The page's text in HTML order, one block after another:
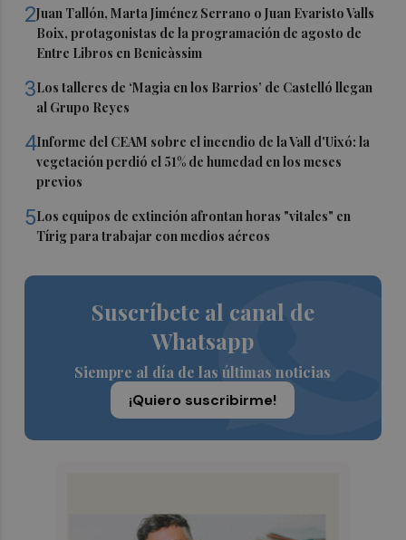
2Juan Tallón, Marta Jiménez Serrano o Juan Evaristo Valls
Boix, protagonistas de la programación de agosto de
Entre Libros en Benicàssim
3Los talleres de ‘Magia en los Barrios’ de Castelló llegan
al Grupo Reyes
4Informe del CEAM sobre el incendio de la Vall d'Uixó: la
vegetación perdió el 51% de humedad en los meses
previos
5Los equipos de extinción afrontan horas "vitales" en
Tírig para trabajar con medios aéreos
Suscríbete al canal de
Whatsapp
Siempre al día de las últimas noticias
¡Quiero suscribirme!